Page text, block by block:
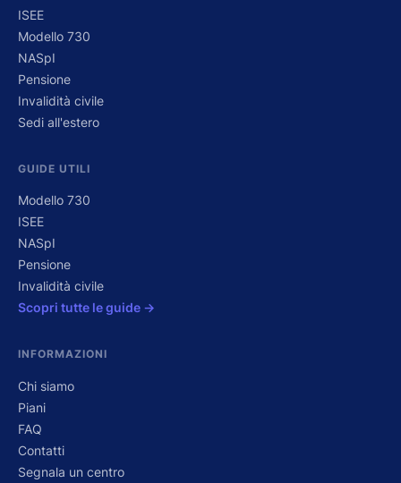
ISEE
Modello 730
NASpI
Pensione
Invalidità civile
Sedi all'estero
GUIDE UTILI
Modello 730
ISEE
NASpI
Pensione
Invalidità civile
Scopri tutte le guide →
INFORMAZIONI
Chi siamo
Piani
FAQ
Contatti
Segnala un centro